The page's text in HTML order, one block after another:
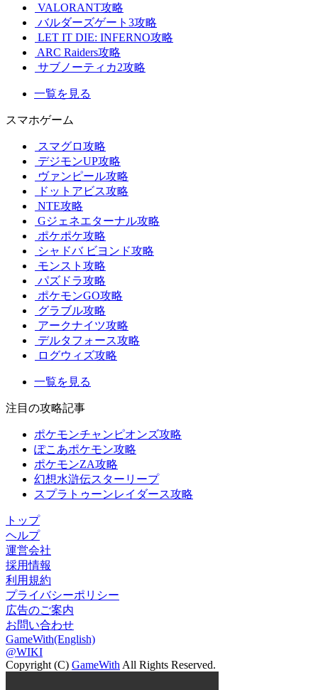
VALORANT攻略
バルダーズゲート3攻略
LET IT DIE: INFERNO攻略
ARC Raiders攻略
サブノーティカ2攻略
一覧を見る
スマホゲーム
スマグロ攻略
デジモンUP攻略
ヴァンピール攻略
ドットアビス攻略
NTE攻略
Gジェネエターナル攻略
ポケポケ攻略
シャドバ ビヨンド攻略
モンスト攻略
パズドラ攻略
ポケモンGO攻略
グラブル攻略
アークナイツ攻略
デルタフォース攻略
ログウィズ攻略
一覧を見る
注目の攻略記事
ポケモンチャンピオンズ攻略
ぽこあポケモン攻略
ポケモンZA攻略
幻想水滸伝スターリープ
スプラトゥーンレイダース攻略
トップ
ヘルプ
運営会社
採用情報
利用規約
プライバシーポリシー
広告のご案内
お問い合わせ
GameWith(English)
@WIKI
Copyright (C) GameWith All Rights Reserved.